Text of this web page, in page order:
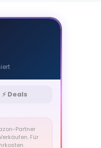
🛒
⚡ Deals
Partner
Für